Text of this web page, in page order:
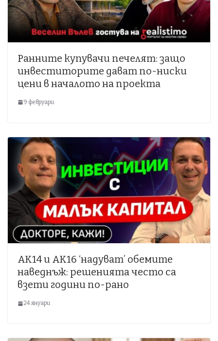
Ранните купувачи печелят: защо
инвеститорите дават по-ниски
цени в началото на проекта
9 февруари
АК14 и АК16 ‘надуват’ обемите
наведнъж: решенията често са
взети години по-рано
24 януари